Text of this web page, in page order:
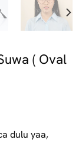
( Oval
dulu yaa,